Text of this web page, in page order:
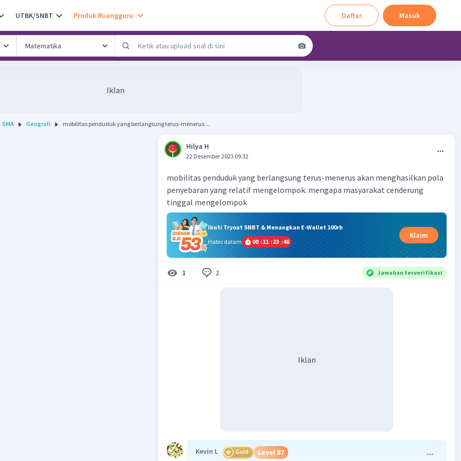
UTBK/SNBT Produk Ruangguru Daftar Masuk
Iklan
SMA Geografi mobilitas penduduk yang berlangsung terus-menerus ...
Hilya H
22 Desember 2023 09:32
mobilitas penduduk yang berlangsung terus-menerus akan menghasilkan pola
penyebaran yang relatif mengelompok. mengapa masyarakat cenderung
tinggal mengelompok
Ikuti Tryout SNBT & Menangkan E-Wallet 100rb
Habis dalam
00 :11 :23 :46
Klaim
1 2 Jawaban terverifikasi
Iklan
Kevin L Gold Level 87